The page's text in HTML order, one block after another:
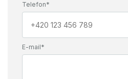
Telefon*
E-mail*